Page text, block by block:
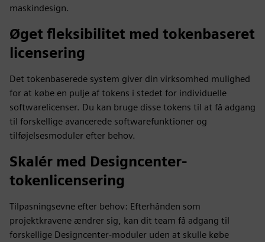
maskindesign.
Øget fleksibilitet med tokenbaseret
licensering
Det tokenbaserede system giver din virksomhed mulighed
for at købe en pulje af tokens i stedet for individuelle
softwarelicenser. Du kan bruge disse tokens til at få adgang
til forskellige avancerede softwarefunktioner og
tilføjelsesmoduler efter behov.
Skalér med Designcenter-
tokenlicensering
Tilpasningsevne efter behov: Efterhånden som
projektkravene ændrer sig, kan dit team få adgang til
forskellige Designcenter-moduler uden at skulle købe